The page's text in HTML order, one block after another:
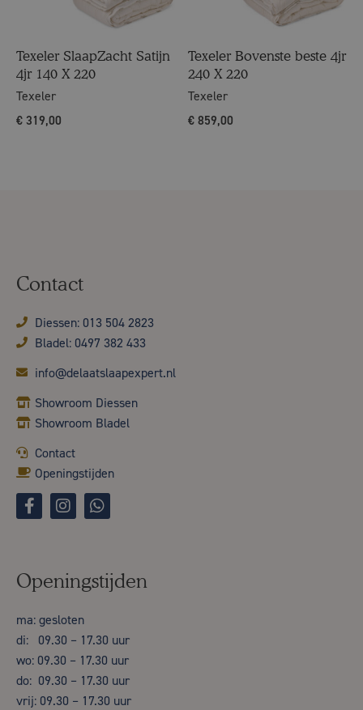
Texeler SlaapZacht Satijn
4jr 140 X 220
Texeler
€ 319,00
Texeler Bovenste beste 4jr
240 X 220
Texeler
€ 859,00
Contact
Diessen: 013 504 2823
Bladel: 0497 382 433
info@delaatslaapexpert.nl
Showroom Diessen
Showroom Bladel
Contact
Openingstijden
Openingstijden
ma: gesloten
di: 09.30 – 17.30 uur
wo: 09.30 – 17.30 uur
do: 09.30 – 17.30 uur
vrij: 09.30 – 17.30 uur